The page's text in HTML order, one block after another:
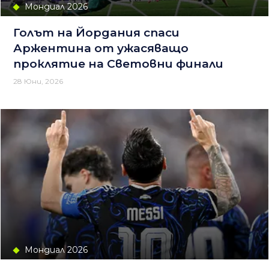
Мондиал 2026
Голът на Йордания спаси
Аржентина от ужасяващо
проклятие на Световни финали
28 Юни, 2026
Мондиал 2026